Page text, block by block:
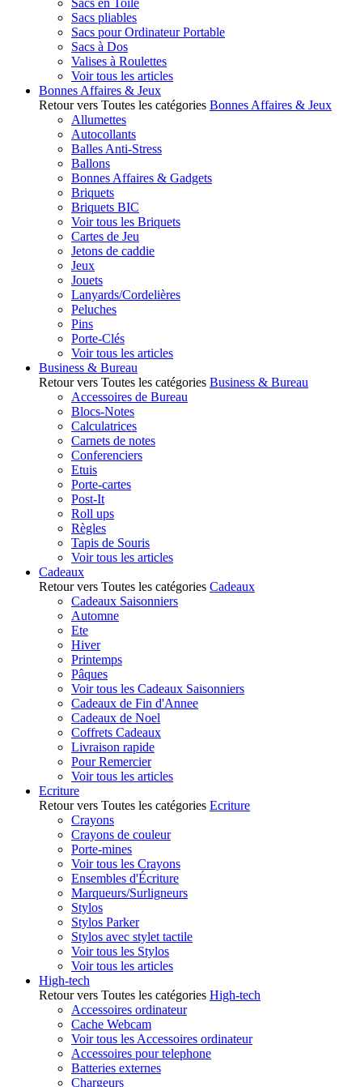
Sacs en Toile
Sacs pliables
Sacs pour Ordinateur Portable
Sacs à Dos
Valises à Roulettes
Voir tous les articles
Bonnes Affaires & Jeux
Retour vers Toutes les catégories Bonnes Affaires & Jeux
Allumettes
Autocollants
Balles Anti-Stress
Ballons
Bonnes Affaires & Gadgets
Briquets
Briquets BIC
Voir tous les Briquets
Cartes de Jeu
Jetons de caddie
Jeux
Jouets
Lanyards/Cordelières
Peluches
Pins
Porte-Clés
Voir tous les articles
Business & Bureau
Retour vers Toutes les catégories Business & Bureau
Accessoires de Bureau
Blocs-Notes
Calculatrices
Carnets de notes
Conferenciers
Etuis
Porte-cartes
Post-It
Roll ups
Règles
Tapis de Souris
Voir tous les articles
Cadeaux
Retour vers Toutes les catégories Cadeaux
Cadeaux Saisonniers
Automne
Ete
Hiver
Printemps
Pâques
Voir tous les Cadeaux Saisonniers
Cadeaux de Fin d'Annee
Cadeaux de Noel
Coffrets Cadeaux
Livraison rapide
Pour Remercier
Voir tous les articles
Ecriture
Retour vers Toutes les catégories Ecriture
Crayons
Crayons de couleur
Porte-mines
Voir tous les Crayons
Ensembles d'Écriture
Marqueurs/Surligneurs
Stylos
Stylos Parker
Stylos avec stylet tactile
Voir tous les Stylos
Voir tous les articles
High-tech
Retour vers Toutes les catégories High-tech
Accessoires ordinateur
Cache Webcam
Voir tous les Accessoires ordinateur
Accessoires pour telephone
Batteries externes
Chargeurs